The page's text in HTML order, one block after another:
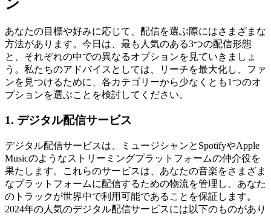
ン
あなたの目標や好みに応じて、配信を選ぶ際にはさまざまな
方法があります。今日は、最も人気のある3つの配信形態
と、それぞれの中での異なるオプションを見ていきましょ
う。私たちのアドバイスとしては、リーチを最大化し、ファ
ンを見つけるために、各カテゴリーから少なくとも1つのオ
プションを選ぶことを検討してください。
1. デジタル配信サービス
デジタル配信サービスは、ミュージシャンとSpotifyやApple
Musicのようなストリーミングプラットフォームの仲介役を
果たします。これらのサービスは、あなたの音楽をさまざま
なプラットフォームに配信するための物流を管理し、あなた
のトラックが世界中で利用可能であることを保証します。
2024年の人気のデジタル配信サービスには以下のものがあり